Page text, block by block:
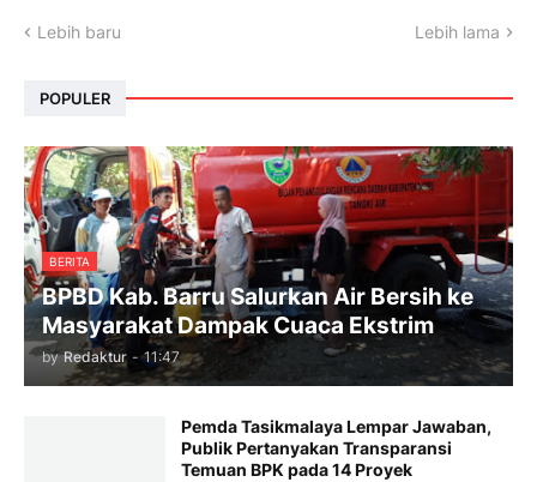
Lebih baru Lebih lama
POPULER
BERITA
BPBD Kab. Barru Salurkan Air Bersih ke
Masyarakat Dampak Cuaca Ekstrim
by Redaktur - 11:47
Pemda Tasikmalaya Lempar Jawaban,
Publik Pertanyakan Transparansi
Temuan BPK pada 14 Proyek